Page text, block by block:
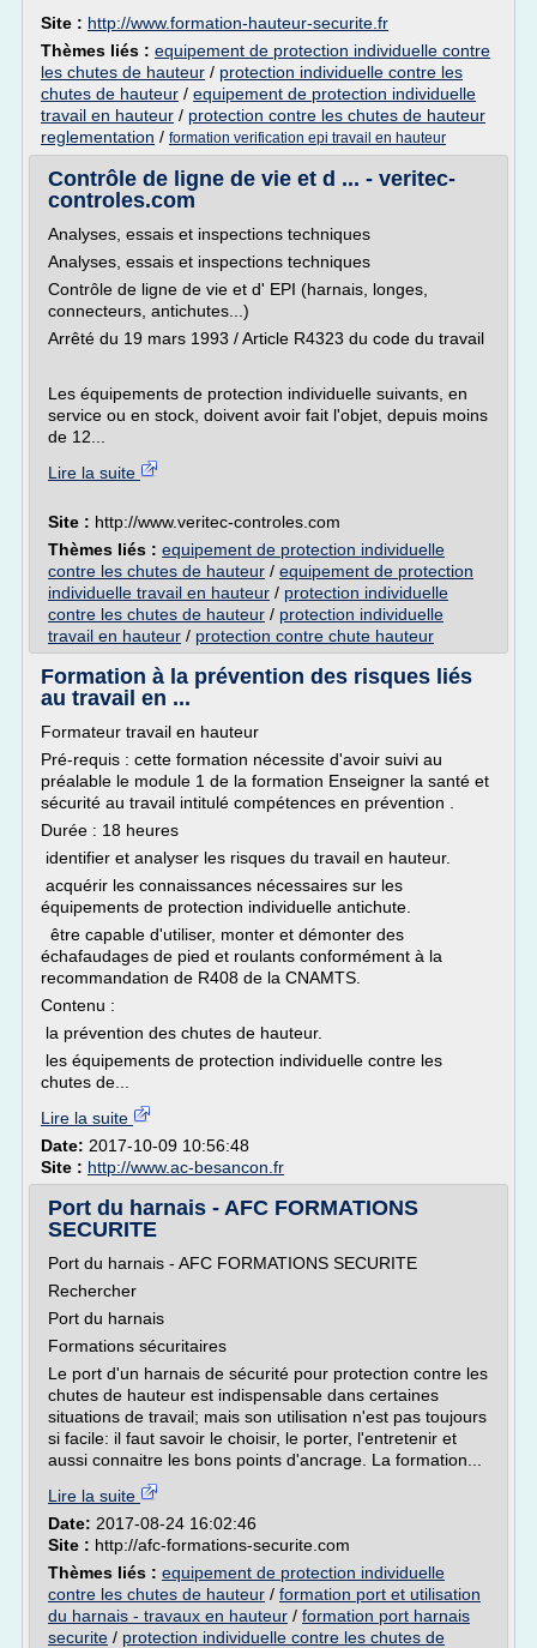
Site : http://www.formation-hauteur-securite.fr
Thèmes liés : equipement de protection individuelle contre
les chutes de hauteur / protection individuelle contre les
chutes de hauteur / equipement de protection individuelle
travail en hauteur / protection contre les chutes de hauteur
reglementation / formation verification epi travail en hauteur
Contrôle de ligne de vie et d ... - veritec-
controles.com
Analyses, essais et inspections techniques
Analyses, essais et inspections techniques
Contrôle de ligne de vie et d' EPI (harnais, longes,
connecteurs, antichutes...)
Arrêté du 19 mars 1993 / Article R4323 du code du travail
Les équipements de protection individuelle suivants, en
service ou en stock, doivent avoir fait l'objet, depuis moins
de 12...
Lire la suite
Site : http://www.veritec-controles.com
Thèmes liés : equipement de protection individuelle
contre les chutes de hauteur / equipement de protection
individuelle travail en hauteur / protection individuelle
contre les chutes de hauteur / protection individuelle
travail en hauteur / protection contre chute hauteur
Formation à la prévention des risques liés
au travail en ...
Formateur travail en hauteur
Pré-requis : cette formation nécessite d'avoir suivi au
préalable le module 1 de la formation Enseigner la santé et
sécurité au travail intitulé compétences en prévention .
Durée : 18 heures
identifier et analyser les risques du travail en hauteur.
acquérir les connaissances nécessaires sur les
équipements de protection individuelle antichute.
être capable d'utiliser, monter et démonter des
échafaudages de pied et roulants conformément à la
recommandation de R408 de la CNAMTS.
Contenu :
la prévention des chutes de hauteur.
les équipements de protection individuelle contre les
chutes de...
Lire la suite
Date: 2017-10-09 10:56:48
Site : http://www.ac-besancon.fr
Port du harnais - AFC FORMATIONS
SECURITE
Port du harnais - AFC FORMATIONS SECURITE
Rechercher
Port du harnais
Formations sécuritaires
Le port d'un harnais de sécurité pour protection contre les
chutes de hauteur est indispensable dans certaines
situations de travail; mais son utilisation n'est pas toujours
si facile: il faut savoir le choisir, le porter, l'entretenir et
aussi connaitre les bons points d'ancrage. La formation...
Lire la suite
Date: 2017-08-24 16:02:46
Site : http://afc-formations-securite.com
Thèmes liés : equipement de protection individuelle
contre les chutes de hauteur / formation port et utilisation
du harnais - travaux en hauteur / formation port harnais
securite / protection individuelle contre les chutes de